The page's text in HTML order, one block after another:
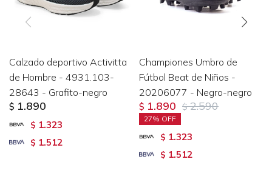
Calzado deportivo Activitta
de Hombre - 4931.103-
28643 - Grafito-negro
$ 1.890
$ 1.323
$ 1.512
Championes Umbro de
Fútbol Beat de Niños -
20206077 - Negro-negro
$ 1.890 $ 2.590
27
$ 1.323
$ 1.512